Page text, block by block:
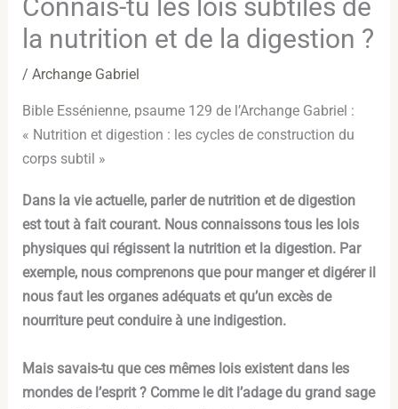
Connais-tu les lois subtiles de
la nutrition et de la digestion ?
/ Archange Gabriel
Bible Essénienne, psaume 129 de l’Archange Gabriel :
« Nutrition et digestion : les cycles de construction du
corps subtil »
Dans la vie actuelle, parler de nutrition et de digestion
est tout à fait courant. Nous connaissons tous les lois
physiques qui régissent la nutrition et la digestion. Par
exemple, nous comprenons que pour manger et digérer il
nous faut les organes adéquats et qu’un excès de
nourriture peut conduire à une indigestion.
Mais savais-tu que ces mêmes lois existent dans les
mondes de l’esprit ? Comme le dit l’adage du grand sage